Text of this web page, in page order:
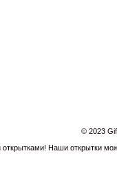
© 2023
Наши открытки